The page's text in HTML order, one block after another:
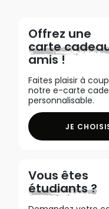
Offrez une
carte
amis !
Faites plaisir à
notre e-carte
personnalisable.
JE
Vous êtes
étudiants ?